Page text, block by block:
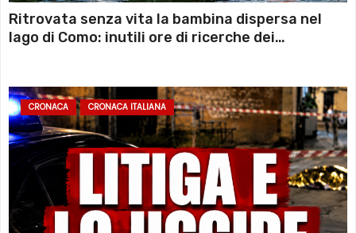
Ritrovata senza vita la bambina dispersa nel
lago di Como: inutili ore di ricerche dei
CRONACA CRONACA ITALIANA